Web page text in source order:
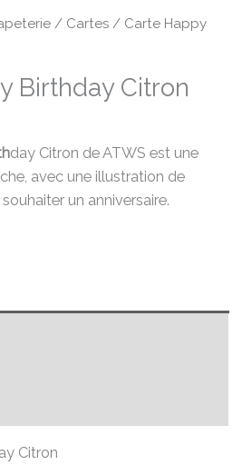
/ Cartes / Carte Happy
Birthday Citron
day Citron de ATWS est une
avec une illustration de
un anniversaire.
Citron